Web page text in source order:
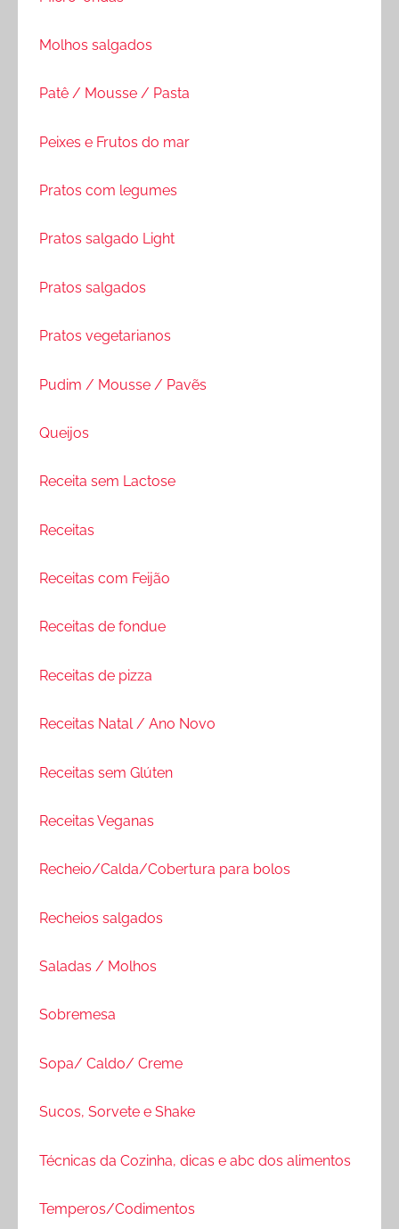
Molhos salgados
Patê / Mousse / Pasta
Peixes e Frutos do mar
Pratos com legumes
Pratos salgado Light
Pratos salgados
Pratos vegetarianos
Pudim / Mousse / Pavẽs
Queijos
Receita sem Lactose
Receitas
Receitas com Feijão
Receitas de fondue
Receitas de pizza
Receitas Natal / Ano Novo
Receitas sem Glúten
Receitas Veganas
Recheio/Calda/Cobertura para bolos
Recheios salgados
Saladas / Molhos
Sobremesa
Sopa/ Caldo/ Creme
Sucos, Sorvete e Shake
Técnicas da Cozinha, dicas e abc dos alimentos
Temperos/Codimentos